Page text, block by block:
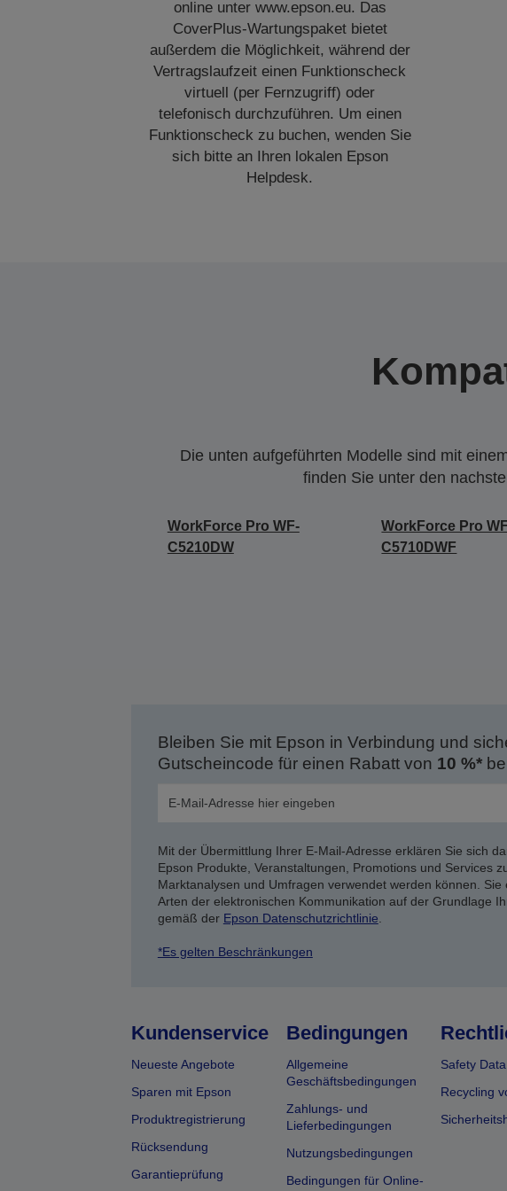
online unter www.epson.eu. Das
CoverPlus-Wartungspaket bietet
außerdem die Möglichkeit, während der
Vertragslaufzeit einen Funktionscheck
virtuell (per Fernzugriff) oder
telefonisch durchzuführen. Um einen
Funktionscheck zu buchen, wenden Sie
sich bitte an Ihren lokalen Epson
Helpdesk.
Die unten aufgeführten Modelle sind mit
finden Sie unter den
WorkForce Pro WF-
C5210DW
WorkForce Pro
C5710DWF
Bleiben Sie mit Epson in Verbindung und
Gutscheincode für einen Rabatt von 10 %*
Mit der Übermittlung Ihrer E-Mail-Adresse erklären Sie sich
Epson Produkte, Veranstaltungen, Promotions und Services
Marktanalysen und Umfragen verwendet werden können.
Arten der elektronischen Kommunikation auf der Grundlage
gemäß der Epson Datenschutzrichtlinie
*Es gelten Beschränkungen
Kundenservice
Neueste Angebote
Sparen mit Epson
Produktregistrierung
Rücksendung
Garantieprüfung
Bedingungen
Allgemeine
Geschäftsbedingungen
Zahlungs- und
Lieferbedingungen
Nutzungsbedingungen
Bedingungen für Online-
Safety
Recycling